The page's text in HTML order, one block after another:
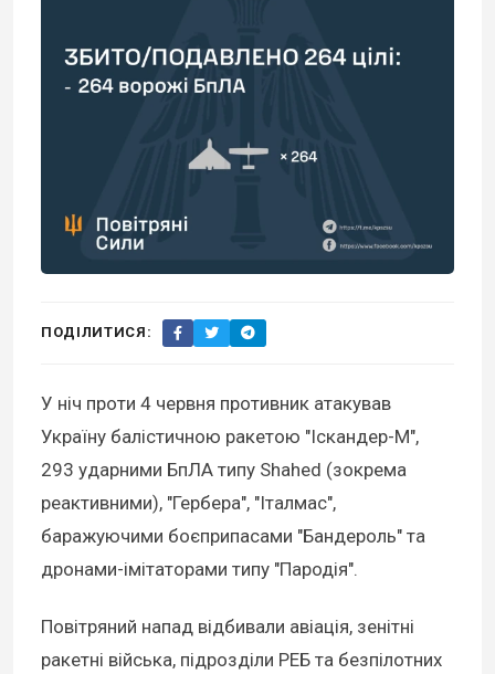
ПОДІЛИТИСЯ:
У ніч проти 4 червня противник атакував
Україну балістичною ракетою "Іскандер-М",
293 ударними БпЛА типу Shahed (зокрема
реактивними), "Гербера", "Італмас",
баражуючими боєприпасами "Бандероль" та
дронами-імітаторами типу "Пародія".
Повітряний напад відбивали авіація, зенітні
ракетні війська, підрозділи РЕБ та безпілотних